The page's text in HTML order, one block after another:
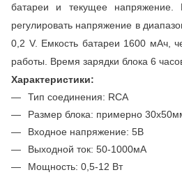
батареи и текущее напряжение.
регулировать напряжение в
0,2 V. Емкость батареи 1600 мАч,
работы. Время зарядки блока 6
Характеристики:
Тип соединения: RCA
Размер блока: примерно
Входное напряжение: 5В
Выходной ток: 50-1000мА
Мощность: 0,5-12 Вт